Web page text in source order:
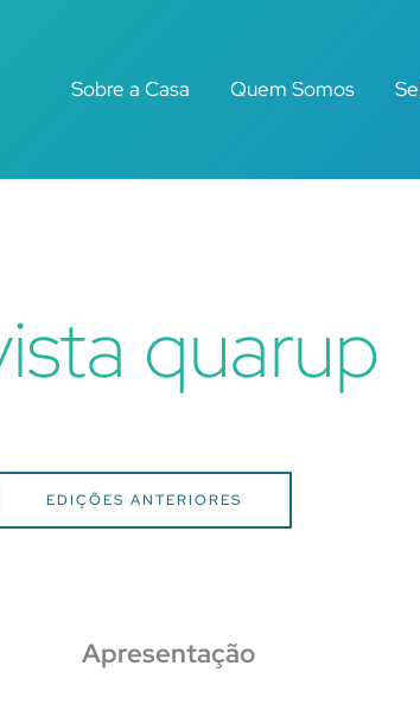
Sobre a Casa Quem Somos
quarup
EDIÇÕES ANTERIORES
Apresentação